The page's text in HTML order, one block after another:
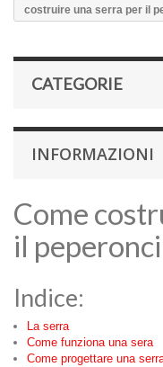
costruire una serra per il
CATEGORIE
INFORMAZIONI
Come
il
Indice:
La serra
Come funziona una sera
Come progettare una